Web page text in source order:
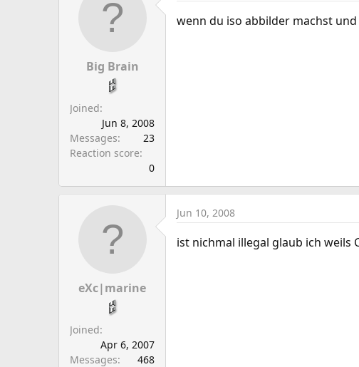
Big Brain
Joined
Jun 8, 2008
Messages
23
Reaction score
0
wenn du iso abbilder machst
eXc|marine
Joined
Apr 6, 2007
Messages
468
Jun 10, 2008
ist nichmal illegal glaub ich weils